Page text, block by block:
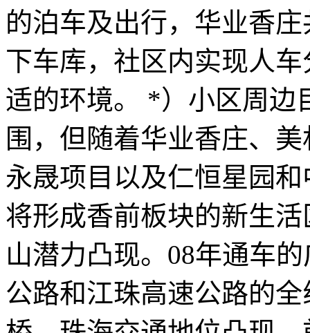
的泊车及出行，华业香
下车库，社区内实现人
适的环境。 *）小区周边
围，但随着华业香庄、
永晟项目以及仁恒星园
将形成香前板块的新生
山潜力凸现。08年通车
公路和江珠高速公路的